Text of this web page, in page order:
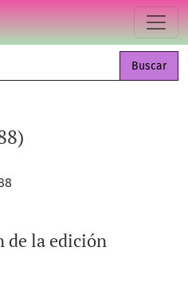
Buscar
de la edición